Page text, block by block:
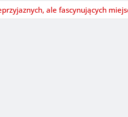
ale fascynujących